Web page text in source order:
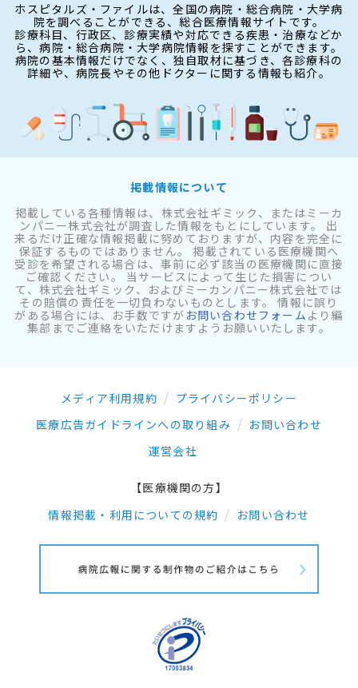
ホスピタルズ・ファイルは、全国の病院・総合病院・大学病
院を調べることができる、総合医療情報サイトです。
診療科目、行政区、診療実績や対応できる疾患・治療などか
ら、病院・総合病院・大学病院情報を探すことができます。
病院の基本情報だけでなく、独自取材に基づき、各診療科の
詳細や、病院長やその他ドクターに関する情報も紹介。
掲載情報について
掲載している各種情報は、株式会社ギミック、またはミーカ
ンパニー株式会社が調査した情報をもとにしています。 出
来るだけ正確な情報掲載に努めておりますが、内容を完全に
保証するものではありません。 掲載されている医療機関へ
受診を希望される場合は、事前に必ず該当の医療機関に直接
ご確認ください。 当サービスによって生じた損害につい
て、株式会社ギミック、およびミーカンパニー株式会社では
その賠償の責任を一切負わないものとします。 情報に誤り
がある場合には、お手数ですが お問い合わせフォーム より編
集部までご連絡をいただけますようお願いいたします。
メディア利用規約
プライバシーポリシー
医療広告ガイドラインへの取り組み
お問い合わせ
運営会社
【医療機関の方】
情報掲載・利用についての規約
お問い合わせ